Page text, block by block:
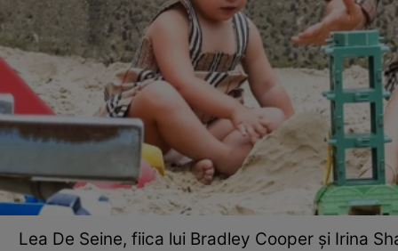
Lea De Seine, fiica lui Bradley Cooper și Irina